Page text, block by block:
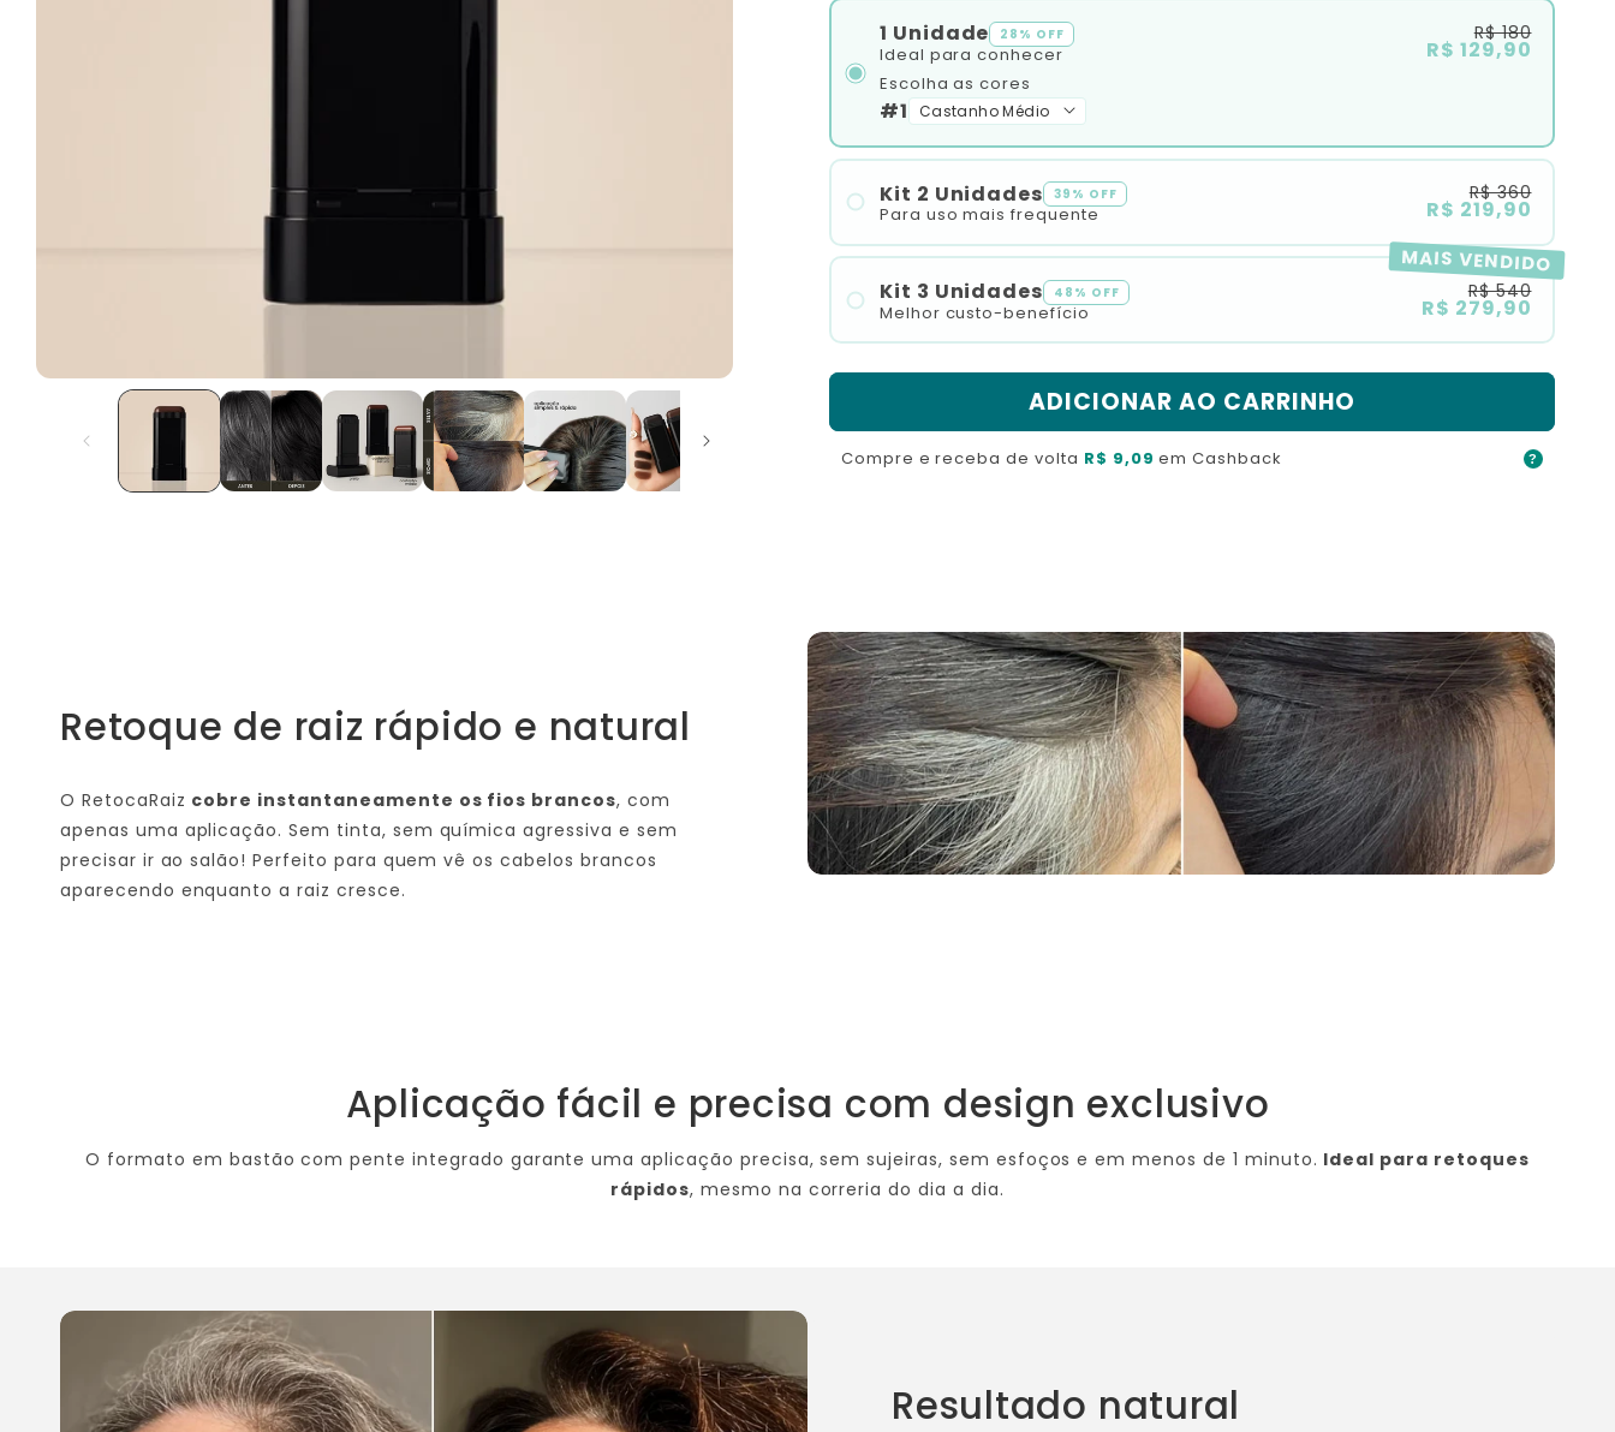
1 Unidade 28% OFF
Ideal para conhecer R$ 129,90
R$ 180
Escolha as cores
#1
Kit 2 Unidades 39% OFF
Para uso mais frequente R$ 219,90
R$ 360
#1
#2
MAIS VENDIDO
Kit 3 Unidades 48% OFF
Melhor custo-benefício R$ 279,90
R$ 540
#3
ADICIONAR AO CARRINHO
Compre e receba de volta R$ 9,09 em Cashback ?
Retoque de raiz rápido e natural
O RetocaRaiz cobre instantaneamente os fios brancos, com
apenas uma aplicação. Sem tinta, sem química agressiva e sem
precisar ir ao salão! Perfeito para quem vê os cabelos brancos
aparecendo enquanto a raiz cresce.
Aplicação fácil e precisa com design exclusivo
O formato em bastão com pente integrado garante uma aplicação precisa, sem sujeiras, sem esfoços e em menos de 1 minuto. Ideal para retoques
rápidos, mesmo na correria do dia a dia.
Resultado natural